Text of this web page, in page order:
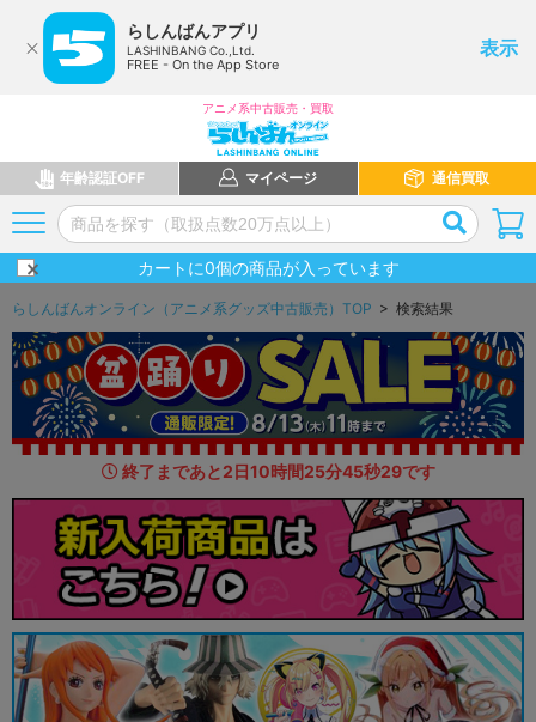
らしんばんアプリ
LASHINBANG Co.,Ltd.
FREE - On the App Store
表示
アニメ系中古販売・買取
年齢認証OFF マイページ 通信買取
カートに0個の商品が入っています
らしんばんオンライン（アニメ系グッズ中古販売）TOP > 検索結果
終了まであと2日10時間25分44秒22です